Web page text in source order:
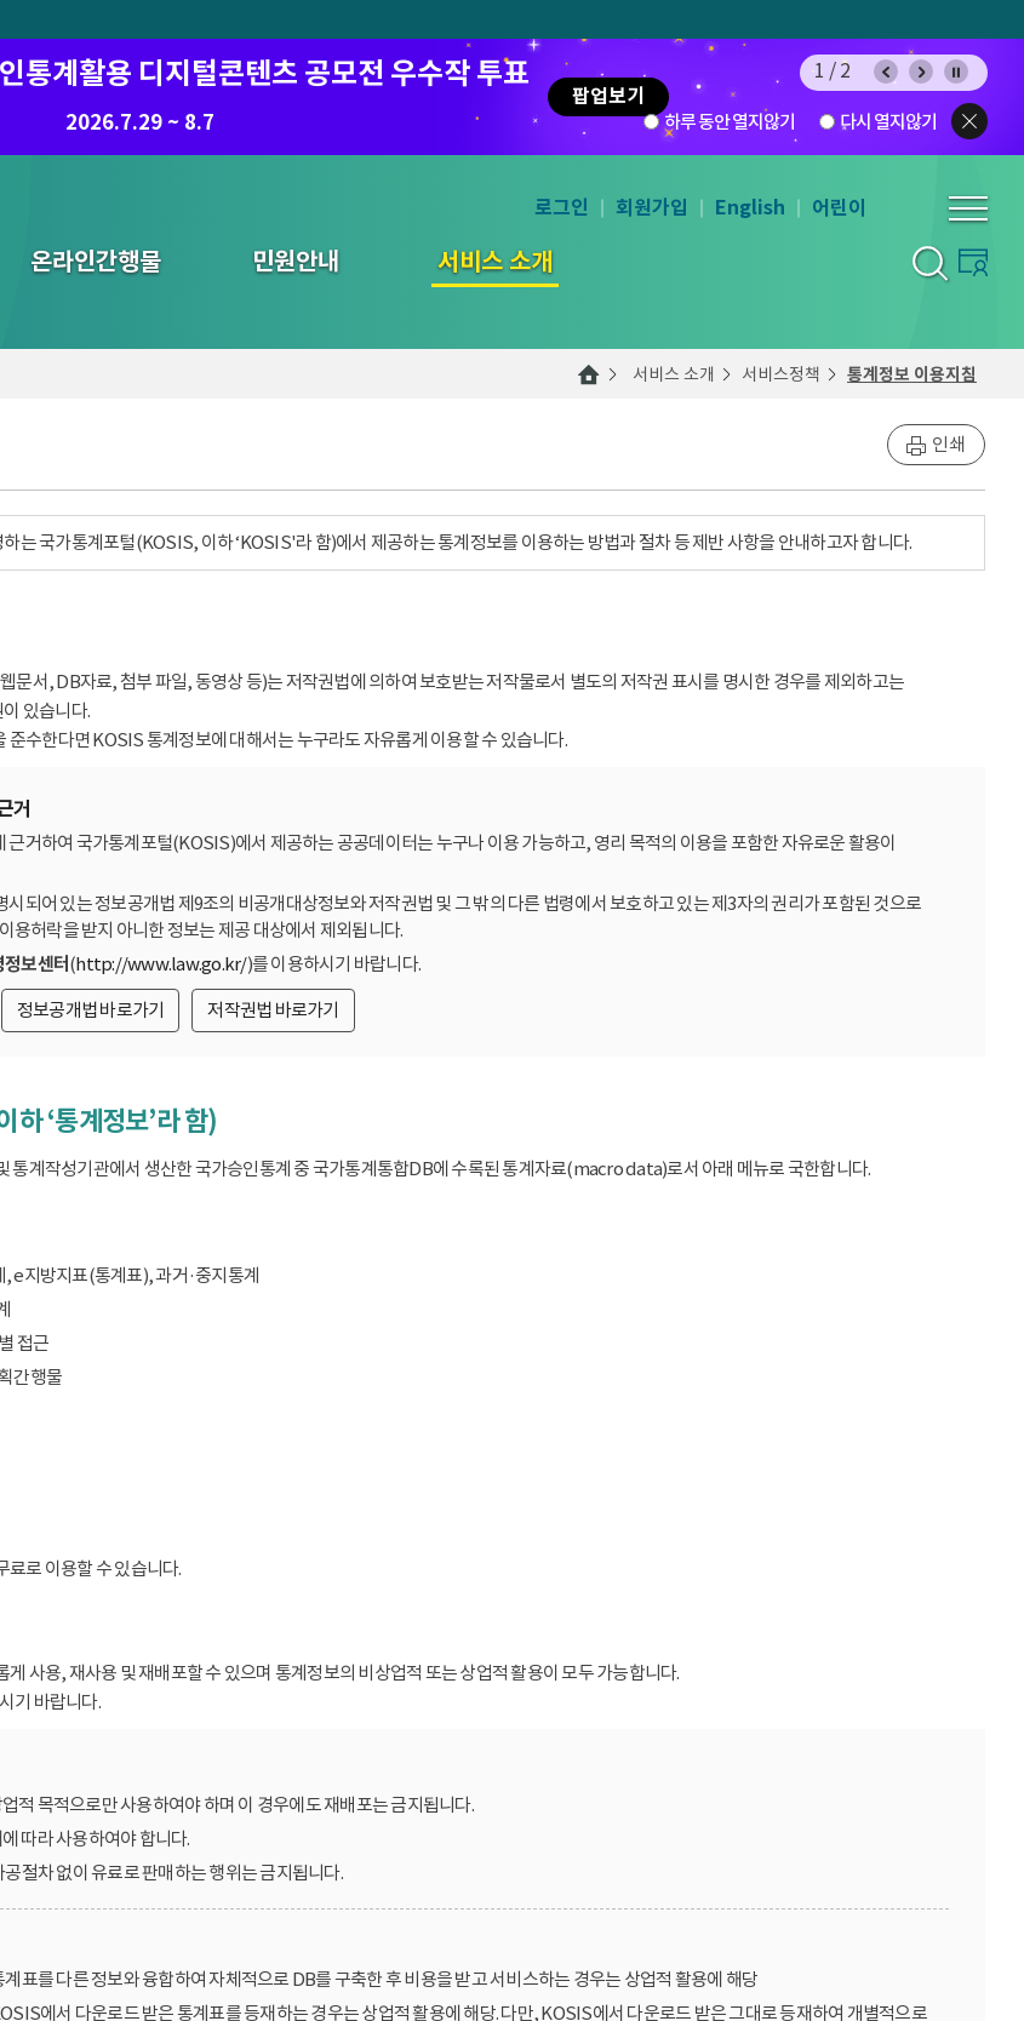
통계활용 디지털콘텐츠 공모전 우수작 투표
2026.7.29 ~ 8.7
팝업보기
8.7.(금) ~ 8.21.(금)
1/2
하루 동안 열지않기 다시 열지않기
온라인간행물 민원안내 서비스 소개
통합검색
로그인 회원가입 English 어린이
서비스 소개 서비스정책 통계정보 이용지침
인쇄
는 국가통계포털(KOSIS, 이하 ‘KOSIS'라 함)에서 제공하는 통계정보를 이용하는 방법과 절차 등 제반 사항을 안내하고자 합니다.
문서, DB자료, 첨부 파일, 동영상 등)는 저작권법에 의하여 보호받는 저작물로서 별도의 저작권 표시를 명시한 경우를 제외하고는
있습니다.
준수한다면 KOSIS 통계정보에 대해서는 누구라도 자유롭게 이용할 수 있습니다.
거
근거하여 국가통계포털(KOSIS)에서 제공하는 공공데이터는 누구나 이용 가능하고, 영리 목적의 이용을 포함한 자유로운 활용이
되어 있는 정보공개법 제9조의 비공개대상정보와 저작권법 및 그 밖의 다른 법령에서 보호하고 있는 제3자의 권리가 포함된 것으로
용허락을 받지 아니한 정보는 제공 대상에서 제외됩니다.
보센터(http://www.law.go.kr/)를 이용하시기 바랍니다.
정보공개법 바로가기 저작권법 바로가기
하 ‘통계정보’라 함)
통계작성기관에서 생산한 국가승인통계 중 국가통계통합DB에 수록된 통계자료(macro data)로서 아래 메뉴로 국한합니다.
e지방지표(통계표), 과거·중지통계
접근
간행물
로 이용할 수 있습니다.
사용, 재사용 및 재배포할 수 있으며 통계정보의 비상업적 또는 상업적 활용이 모두 가능합니다.
기 바랍니다.
적 목적으로만 사용하여야 하며 이 경우에도 재배포는 금지됩니다.
따라 사용하여야 합니다.
절차 없이 유료로 판매하는 행위는 금지됩니다.
표를 다른 정보와 융합하여 자체적으로 DB를 구축한 후 비용을 받고 서비스하는 경우는 상업적 활용에 해당
에서 다운로드 받은 통계표를 등재하는 경우는 상업적 활용에 해당. 다만, KOSIS에서 다운로드 받은 그대로 등재하여 개별적으로